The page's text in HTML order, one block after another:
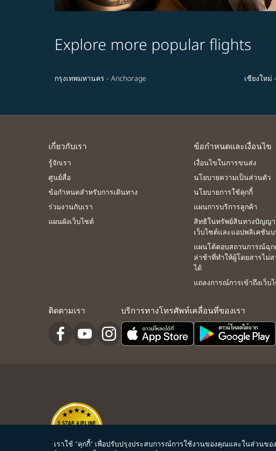
เราใช้ "คุกกี้" เพื่อปรับปรุงประสบการณ์การใช้งานของคุณและในส่วนข
Explore more popular flights
กรุงเทพมหานคร - Anchorage เชียงใหม่
เกี่ยวกับเรา
รู้จักเรา
ศูนย์สื่อ
ข้อกำหนดสำหรับการเดินทาง
ร่วมงานกับเรา
แผนผังเว็บไซต์
ข้อกำหนดและเงื่อนไข
เงื่อนไขในการขนส่ง
นโยบายความเป็นส่วนตัว
นโยบายการใช้คุกกี้
แผนการบริการลูกค้า
สิทธิในทรัพย์สินทางปัญญา
เว็บไซต์และแอปพลิเคชัน
แผนโต้ตอบสถานการณ์ฉุก
ล่าช้าที่ทำให้ผู้โดยสารไม่ส
ได้
แถลงการณ์การเข้าถึงเว็บ
ติดตามเรา บริการทางโทรศัพท์เคลื่อนที่ของเรา